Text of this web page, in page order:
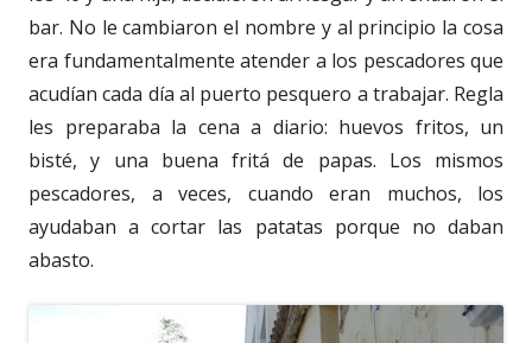
bar. No le cambiaron el nombre y al principio la cosa
era fundamentalmente atender a los pescadores que
acudían cada día al puerto pesquero a trabajar. Regla
les preparaba la cena a diario: huevos fritos, un
bisté, y una buena fritá de papas. Los mismos
pescadores, a veces, cuando eran muchos, los
ayudaban a cortar las patatas porque no daban
abasto.